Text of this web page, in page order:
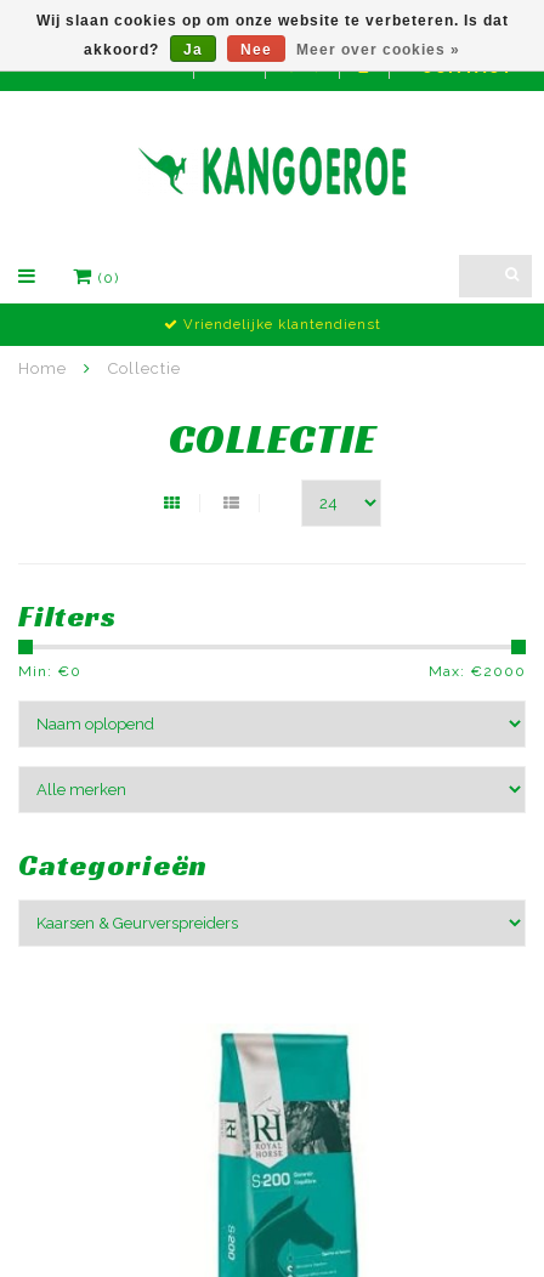
EUR CONTACT
(0)
Vriendelijke klantendienst
Home Collectie
COLLECTIE
Filters
Min: €0 Max: €2000
Categorieën
Wij slaan cookies op om onze website te verbeteren. Is dat
akkoord?
Ja Nee Meer over cookies »